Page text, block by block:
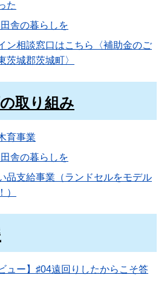
た
舎の暮らしを
ン相談窓口はこちら〈補助金のご
茨城郡茨城町〉
取り組み
育事業
舎の暮らしを
品支給事業（ランドセルをモデル
）
ュー】♯04遠回りしたからこそ答